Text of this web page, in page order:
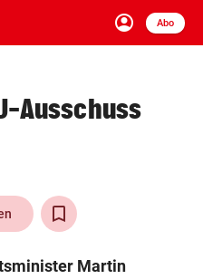
account_circle
Anmelden
Abo
close Schließen
arrow_right
Ausschuss
Martin